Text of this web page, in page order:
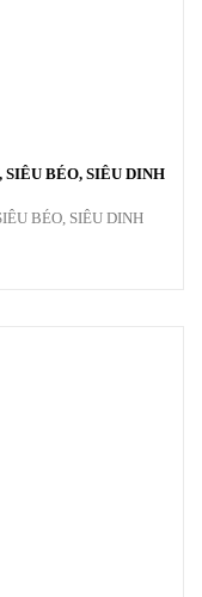
BÉO, SIÊU DINH
BÉO, SIÊU DINH